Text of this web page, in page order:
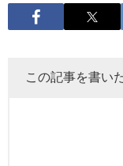
この記事を書い